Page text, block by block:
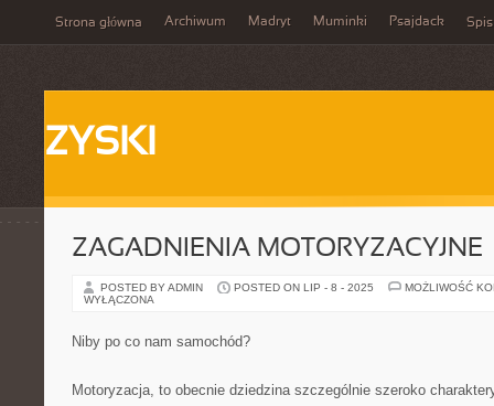
Strona główna Archiwum Madryt Muminki Psajdack Spis
ZYSKI
ZAGADNIENIA MOTORYZACYJNE
POSTED BY ADMIN POSTED ON LIP - 8 - 2025
MOŻLIWOŚĆ
WYŁĄCZONA
Niby po co nam samochód?
Motoryzacja, to obecnie dziedzina szczególnie szeroko